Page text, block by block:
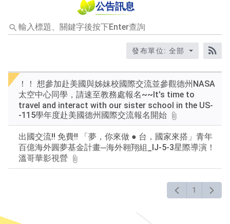
公告訊息
輸
入
鍵
字
Enter
發布單位: 全部
！！ 想參加赴美國與姊妹校國際交流並參觀德州NASA
太空中心同學，請速至教務處報名~~It's time to
travel and interact with our sister school in the US-
-115學年度赴美國德州國際交流報名開始
出國交流!! 免費!! 「夢，你來做 ● 台，國家來搭」青年
百億海外圓夢基金計畫─海外翱翔組_IJ-5-3星際導演！
溫哥華影視營
1